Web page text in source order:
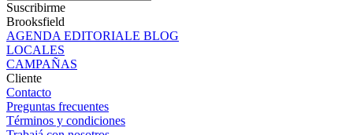
Suscribirme
Brooksfield
AGENDA EDITORIALE BLOG
LOCALES
CAMPAÑAS
Cliente
Contacto
Preguntas frecuentes
Términos y condiciones